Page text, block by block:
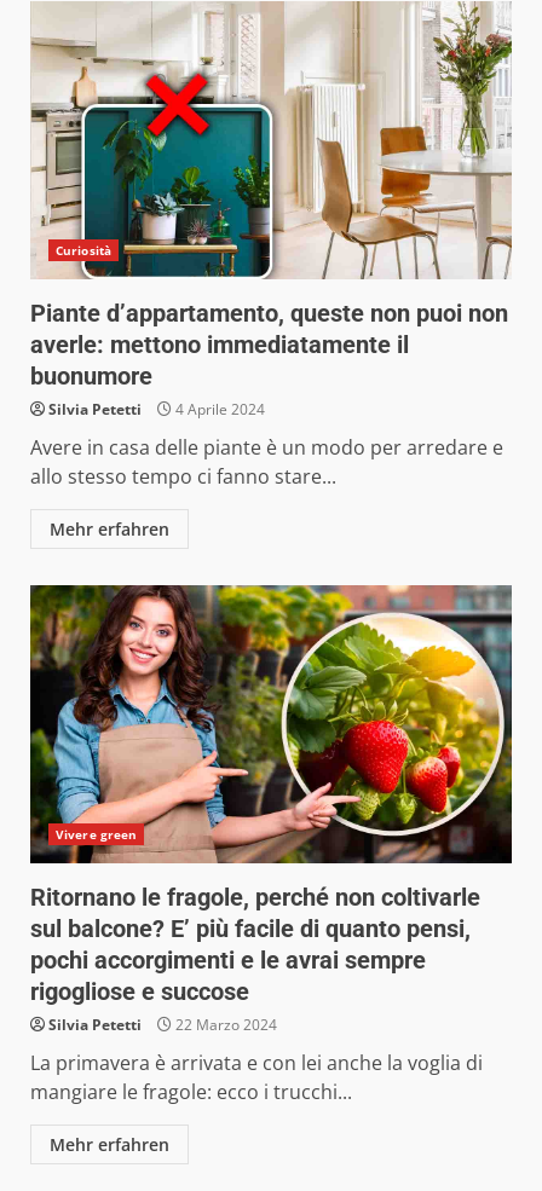
Curiosità
Piante d’appartamento, queste non puoi non
averle: mettono immediatamente il
buonumore
Silvia Petetti 4 Aprile 2024
Avere in casa delle piante è un modo per arredare e
allo stesso tempo ci fanno stare...
Mehr erfahren
Vivere green
Ritornano le fragole, perché non coltivarle
sul balcone? E’ più facile di quanto pensi,
pochi accorgimenti e le avrai sempre
rigogliose e succose
Silvia Petetti 22 Marzo 2024
La primavera è arrivata e con lei anche la voglia di
mangiare le fragole: ecco i trucchi...
Mehr erfahren